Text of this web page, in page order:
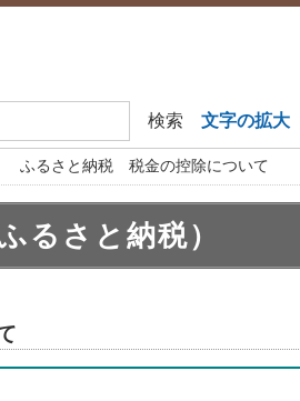
文字の拡大
ふるさと納税 税金の控除について
るさと納税）